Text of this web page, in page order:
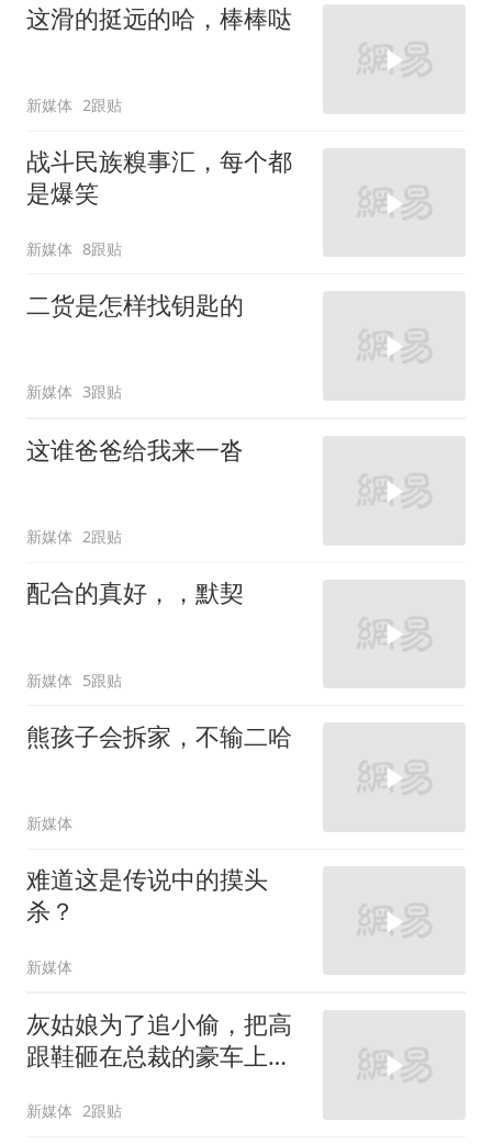
这滑的挺远的哈，棒棒哒
新媒体 2跟贴
战斗民族糗事汇，每个都
是爆笑
新媒体 8跟贴
二货是怎样找钥匙的
新媒体 3跟贴
这谁爸爸给我来一沓
新媒体 2跟贴
配合的真好，，默契
新媒体 5跟贴
熊孩子会拆家，不输二哈
新媒体
难道这是传说中的摸头
杀？
新媒体
灰姑娘为了追小偷，把高
跟鞋砸在总裁的豪车上，
新媒体 2跟贴